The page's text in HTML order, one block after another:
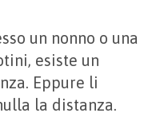
un nonno o una
esiste un
Eppure li
la distanza.